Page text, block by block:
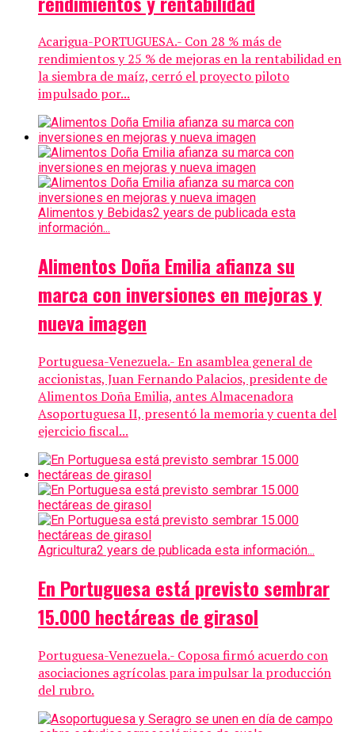
Acarigua-PORTUGUESA.- Con 28 % más de
rendimientos y 25 % de mejoras en la rentabilidad en
la siembra de maíz, cerró el proyecto piloto
impulsado por...
Alimentos y Bebidas2 years de publicada esta
información...
Alimentos Doña Emilia afianza su
marca con inversiones en mejoras y
nueva imagen
Portuguesa-Venezuela.- En asamblea general de
accionistas, Juan Fernando Palacios, presidente de
Alimentos Doña Emilia, antes Almacenadora
Asoportuguesa II, presentó la memoria y cuenta del
ejercicio fiscal...
Agricultura2 years de publicada esta información...
En Portuguesa está previsto sembrar
15.000 hectáreas de girasol
Portuguesa-Venezuela.- Coposa firmó acuerdo con
asociaciones agrícolas para impulsar la producción
del rubro.